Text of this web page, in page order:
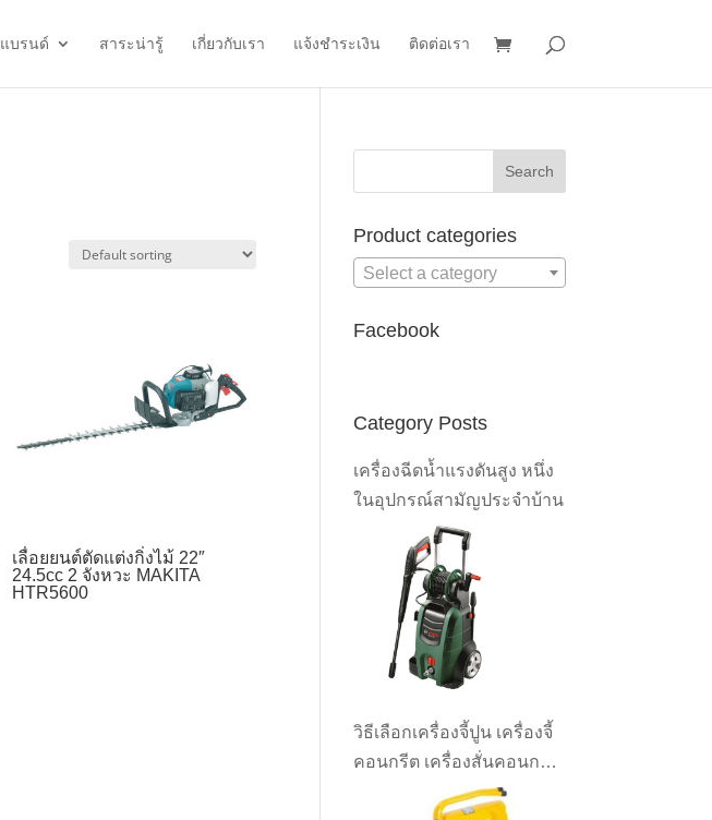
แบรนด์ สาระน่ารู้ เกี่ยวกับเรา แจ้งชำระเงิน ติดต่อเรา
เลื่อยยนต์ตัดแต่งกิ่งไม้ 22″
24.5cc 2 จังหวะ MAKITA
HTR5600
Product categories
Select a category
Facebook
Category Posts
เครื่องฉีดน้ำแรงดันสูง หนึ่ง
ในอุปกรณ์สามัญประจำบ้าน
วิธีเลือกเครื่องจี้ปูน เครื่องจี้
คอนกรีต เครื่องสั่นคอนกรีต
ให้เหมาะกับงาน